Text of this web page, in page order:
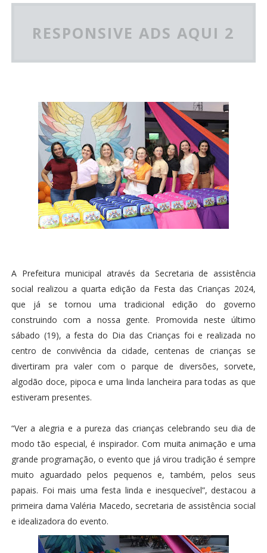
RESPONSIVE ADS AQUI 2
A Prefeitura municipal através da Secretaria de assistência
social realizou a quarta edição da Festa das Crianças 2024,
que já se tornou uma tradicional edição do governo
construindo com a nossa gente. Promovida neste último
sábado (19), a festa do Dia das Crianças foi e realizada no
centro de convivência da cidade, centenas de crianças se
divertiram pra valer com o parque de diversões, sorvete,
algodão doce, pipoca e uma linda lancheira para todas as que
estiveram presentes.
“Ver a alegria e a pureza das crianças celebrando seu dia de
modo tão especial, é inspirador. Com muita animação e uma
grande programação, o evento que já virou tradição é sempre
muito aguardado pelos pequenos e, também, pelos seus
papais. Foi mais uma festa linda e inesquecível”, destacou a
primeira dama Valéria Macedo, secretaria de assistência social
e idealizadora do evento.